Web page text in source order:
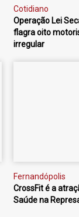
Cotidiano
Operação Lei
flagra oito
irregular
Fernandópolis
CrossFit é a
Saúde na